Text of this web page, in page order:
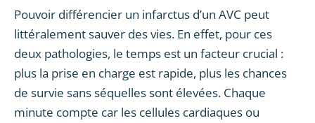
Pouvoir différencier un infarctus d’un AVC peut
littéralement sauver des vies. En effet, pour ces
deux pathologies, le temps est un facteur crucial :
plus la prise en charge est rapide, plus les chances
de survie sans séquelles sont élevées. Chaque
minute compte car les cellules cardiaques ou